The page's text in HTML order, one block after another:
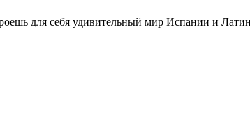
для себя удивительный мир Испании и